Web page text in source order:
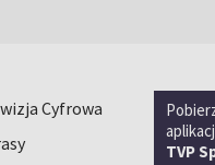
Cyfrowa
TVP